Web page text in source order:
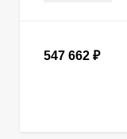
547 662 ₽